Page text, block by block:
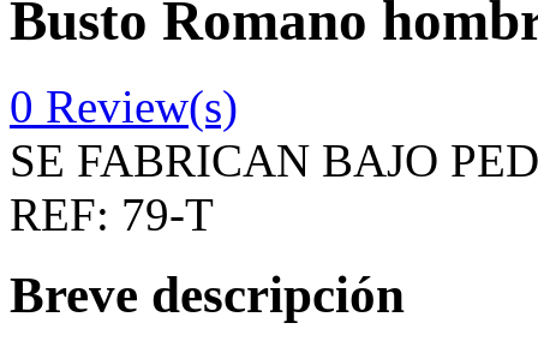
Busto Romano
0 Review(s)
SE FABRICAN BAJO
REF: 79-T
Breve descripción